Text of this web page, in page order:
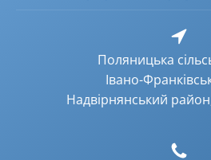
Поляницька
Івано-
Надвірнянський